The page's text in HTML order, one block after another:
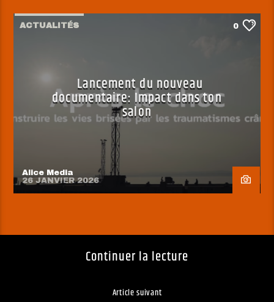
ACTUALITÉS 0
Lancement du nouveau
documentaire: Impact dans ton
salon
Alice Media
26 JANVIER 2026
Continuer la lecture
Article suivant